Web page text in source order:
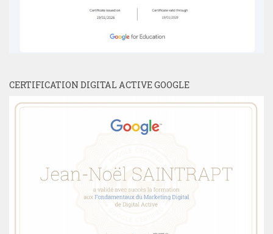
CERTIFICATION DIGITAL ACTIVE GOOGLE